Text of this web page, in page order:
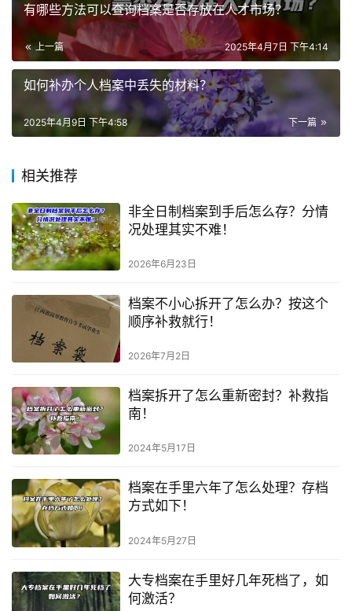
有哪些方法可以查询档案是否存放在人才市场？
上一篇 2025年4月7日 下午4:14
如何补办个人档案中丢失的材料？
下一篇
2025年4月9日 下午4:58
相关推荐
非全日制档案到手后怎么存？分情
况处理其实不难！
2026年6月23日
档案不小心拆开了怎么办？按这个
顺序补救就行！
2026年7月2日
档案拆开了怎么重新密封？补救指
南！
2024年5月17日
档案在手里六年了怎么处理？存档
方式如下！
2024年5月27日
大专档案在手里好几年死档了，如
何激活？